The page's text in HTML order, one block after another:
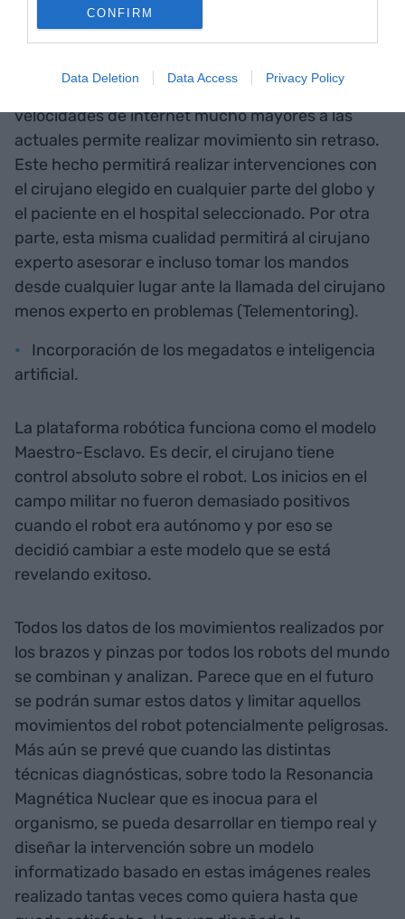
CONFIRM
Data Deletion Data Access Privacy Policy
Capacidad de realizar intervenciones a
distancia y el telementoring, todavía no
perfeccionado, pero la llegada del 5G con
velocidades de internet mucho mayores a las
actuales permite realizar movimiento sin retraso.
Este hecho permitirá realizar intervenciones con
el cirujano elegido en cualquier parte del globo y
el paciente en el hospital seleccionado. Por otra
parte, esta misma cualidad permitirá al cirujano
experto asesorar e incluso tomar los mandos
desde cualquier lugar ante la llamada del cirujano
menos experto en problemas (Telementoring).
Incorporación de los megadatos e inteligencia
artificial.
La plataforma robótica funciona como el modelo
Maestro-Esclavo. Es decir, el cirujano tiene
control absoluto sobre el robot. Los inicios en el
campo militar no fueron demasiado positivos
cuando el robot era autónomo y por eso se
decidió cambiar a este modelo que se está
revelando exitoso.
Todos los datos de los movimientos realizados por
los brazos y pinzas por todos los robots del mundo
se combinan y analizan. Parece que en el futuro
se podrán sumar estos datos y limitar aquellos
movimientos del robot potencialmente peligrosas.
Más aún se prevé que cuando las distintas
técnicas diagnósticas, sobre todo la Resonancia
Magnética Nuclear que es inocua para el
organismo, se pueda desarrollar en tiempo real y
diseñar la intervención sobre un modelo
informatizado basado en estas imágenes reales
realizado tantas veces como quiera hasta que